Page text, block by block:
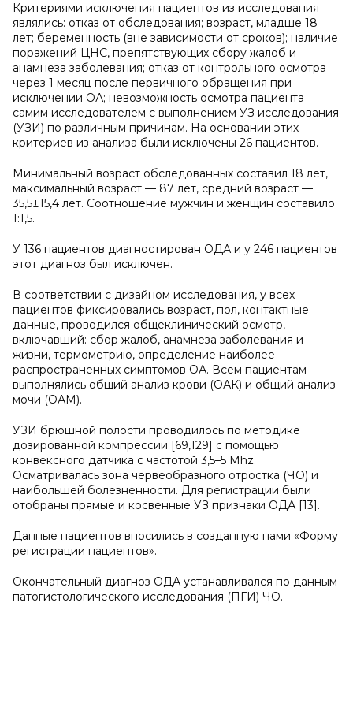
Критериями исключения пациентов из исследования
являлись: отказ от обследования; возраст, младше 18
лет; беременность (вне зависимости от сроков); наличие
поражений ЦНС, препятствующих сбору жалоб и
анамнеза заболевания; отказ от контрольного осмотра
через 1 месяц после первичного обращения при
исключении ОА; невозможность осмотра пациента
самим исследователем с выполнением УЗ исследования
(УЗИ) по различным причинам. На основании этих
критериев из анализа были исключены 26 пациентов.
Минимальный возраст обследованных составил 18 лет,
максимальный возраст — 87 лет, средний возраст —
35,5±15,4 лет. Соотношение мужчин и женщин составило
1:1,5.
У 136 пациентов диагностирован ОДА и у 246 пациентов
этот диагноз был исключен.
В соответствии с дизайном исследования, у всех
пациентов фиксировались возраст, пол, контактные
данные, проводился общеклинический осмотр,
включавший: сбор жалоб, анамнеза заболевания и
жизни, термометрию, определение наиболее
распространенных симптомов ОА. Всем пациентам
выполнялись общий анализ крови (ОАК) и общий анализ
мочи (ОАМ).
УЗИ брюшной полости проводилось по методике
дозированной компрессии [69,129] с помощью
конвексного датчика с частотой 3,5–5 Mhz.
Осматривалась зона червеобразного отростка (ЧО) и
наибольшей болезненности. Для регистрации были
отобраны прямые и косвенные УЗ признаки ОДА [13].
Данные пациентов вносились в созданную нами «Форму
регистрации пациентов».
Окончательный диагноз ОДА устанавливался по данным
патогистологического исследования (ПГИ) ЧО.